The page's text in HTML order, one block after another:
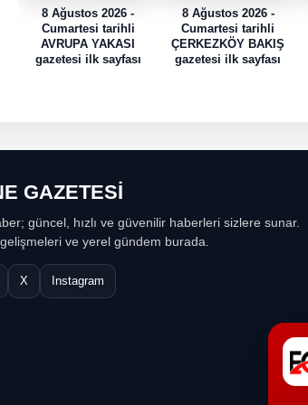
8 Ağustos 2026 -
Cumartesi tarihli
AVRUPA YAKASI
gazetesi ilk sayfası
8 Ağustos 2026 -
Cumartesi tarihli
ÇERKEZKÖY BAKIŞ
gazetesi ilk sayfası
GAZETESİ
güncel, hızlı ve güvenilir haberleri sizlere sunar.
ve yerel gündem burada.
X Instagram